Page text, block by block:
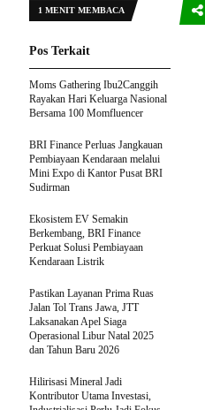
1 MENIT MEMBACA
Pos Terkait
Moms Gathering Ibu2Canggih
Rayakan Hari Keluarga Nasional
Bersama 100 Momfluencer
BRI Finance Perluas Jangkauan
Pembiayaan Kendaraan melalui
Mini Expo di Kantor Pusat BRI
Sudirman
Ekosistem EV Semakin
Berkembang, BRI Finance
Perkuat Solusi Pembiayaan
Kendaraan Listrik
Pastikan Layanan Prima Ruas
Jalan Tol Trans Jawa, JTT
Laksanakan Apel Siaga
Operasional Libur Natal 2025
dan Tahun Baru 2026
Hilirisasi Mineral Jadi
Kontributor Utama Investasi,